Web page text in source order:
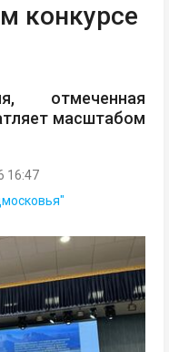
конкурсе
отмеченная
масштабом
16:47